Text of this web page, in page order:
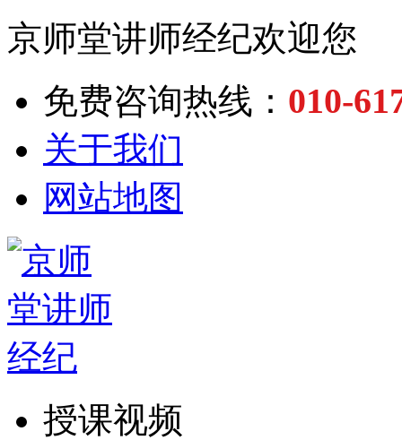
京师堂讲师经纪欢迎您
免费咨询热线： 010-
关于我们
网站地图
授课视频